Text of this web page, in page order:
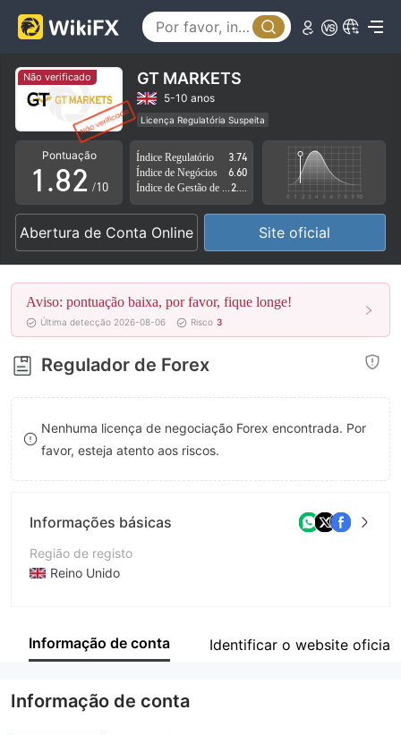
Não verificado GT MARKETS
5-10 anos
Licença Regulatória Suspeita
Região de negócios suspeita
Risco potencial alto
Pontuação
0
1
2
3
4
5
6
7
8
9
.
4
5
6
7
8
9
0
1
2
3
4
5
6
7
8
9
/10
Índice Regulatório
3.74
Índice de Negócios
6.60
Abertura de Conta Online Site oficial
Aviso: pontuação baixa, por favor, fique longe!
Última detecção 2026-08-06 Risco 3
Regulador de Forex
Nenhuma licença de negociação Forex encontrada. Por
favor, esteja atento aos riscos.
Informações básicas
Região de registo
Reino Unido
Empresa
Informação de conta Identificar o website oficial
Informação de conta